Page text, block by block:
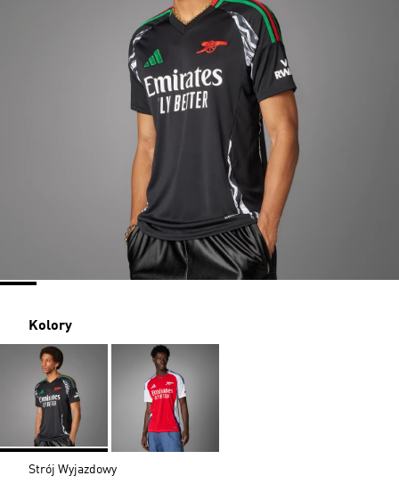
Kolory
Strój Wyjazdowy